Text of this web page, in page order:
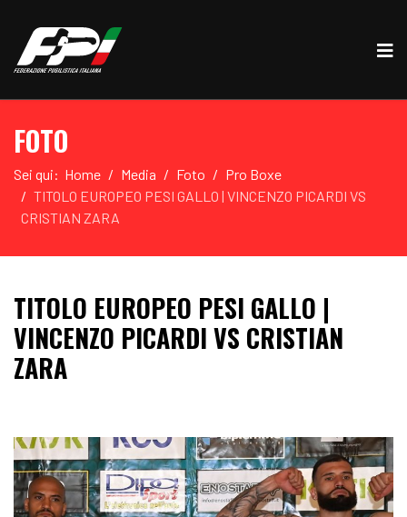
FOTO
Sei qui: Home Media Foto
Pro Boxe
TITOLO EUROPEO PESI GALLO | VINCENZO PICARDI VS
CRISTIAN ZARA
TITOLO EUROPEO PESI GALLO |
VINCENZO PICARDI VS CRISTIAN
ZARA